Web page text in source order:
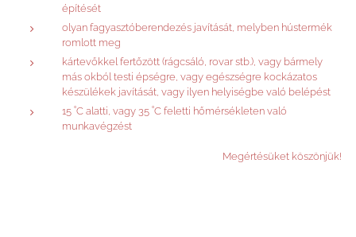
építését
olyan fagyasztóberendezés javítását, melyben hústermék
romlott meg
kártevőkkel fertőzött (rágcsáló, rovar stb.), vagy bármely
más okból testi épségre, vagy egészségre kockázatos
készülékek javítását, vagy ilyen helyiségbe való belépést
15 ˚C alatti, vagy 35 ˚C feletti hőmérsékleten való
munkavégzést
Megértésüket köszönjük!